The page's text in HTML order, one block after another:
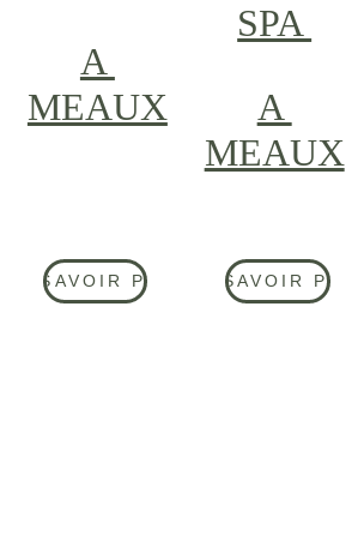
A
MEAUX
EN SAVOIR PLUS
SPA
A
MEAUX
EN SAVOIR